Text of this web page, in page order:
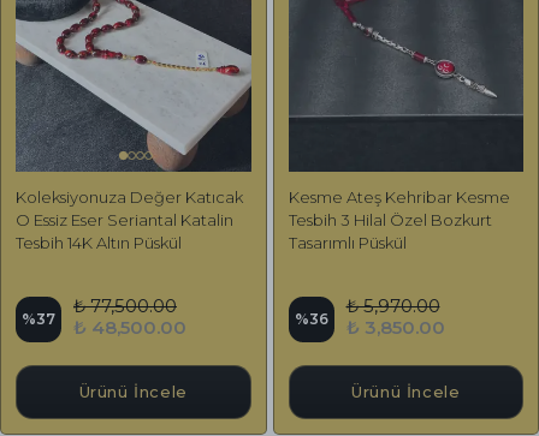
Koleksiyonuza Değer Katıcak
O Essiz Eser Seriantal Katalin
Tesbih 14K Altın Püskül
%37
₺ 77,500.00
₺ 48,500.00
Ürünü İncele
Kesme Ateş Kehribar Kesme
Tesbih 3 Hilal Özel Bozkurt
Tasarımlı Püskül
%36
₺ 5,970.00
₺ 3,850.00
Ürünü İncele